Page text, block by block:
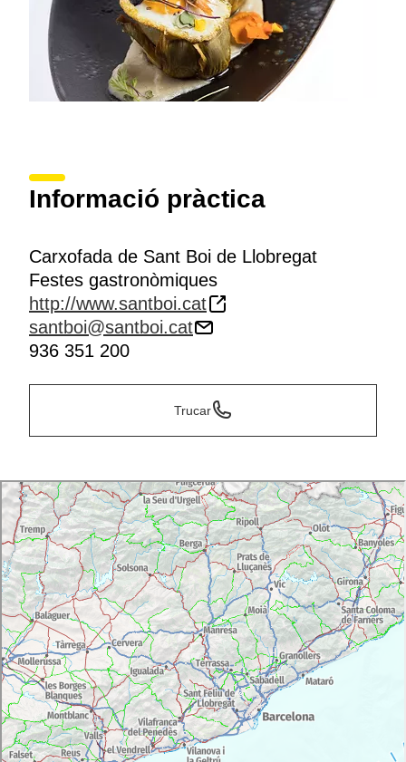
Informació pràctica
Carxofada de Sant Boi de Llobregat
Festes gastronòmiques
http://www.santboi.cat
santboi@santboi.cat
936 351 200
Trucar